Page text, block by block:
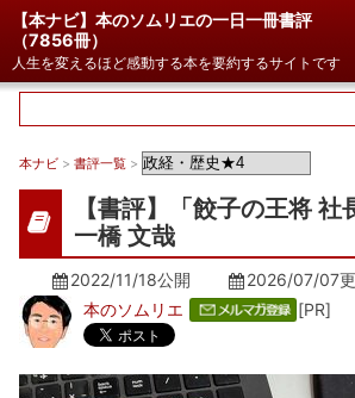
【本ナビ】本のソムリエの一日一冊書評
（7856冊）
人生を変えるほど感動する本を要約するサイトです
本ナビ > 書評一覧 >
【書評】「餃子の王将 社
一橋 文哉
2022/11/18公開 2026/07/07
本のソムリエ
[PR]